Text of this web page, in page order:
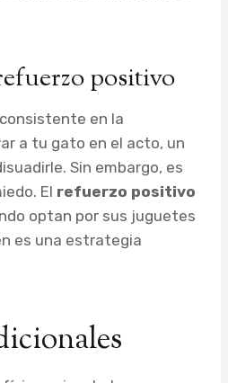
positivo
en la
a tu gato en el acto, un
Sin embargo, es
El refuerzo positivo
optan por sus juguetes
es una estrategia